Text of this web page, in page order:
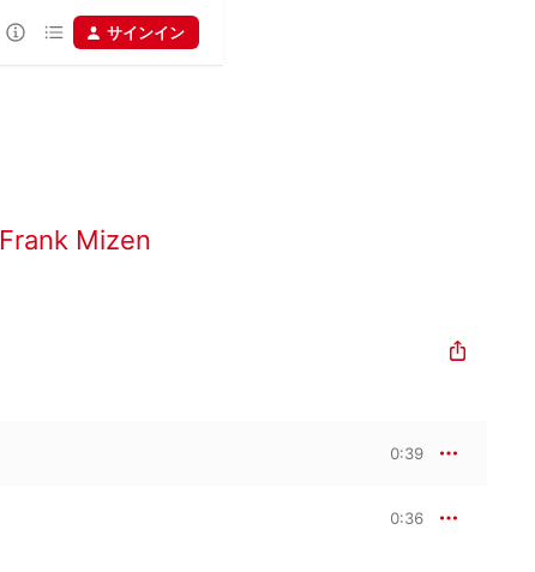
サインイン
Frank Mizen
0:39
0:36